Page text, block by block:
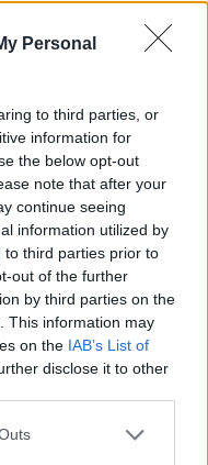
Personal
to third parties, or
information for
the below opt-out
note that after your
continue seeing
information utilized by
to third parties prior to
out of the further
by third parties on the
This information may
on the IAB’s List of
disclose it to other
della torre. Nelle prossime
di una ulteriore
lavori propedeutici a
della torre adiacente a
all’altezza di Piazza di
8 marzo.
da via San Vitale in
a via Benedetto XIV e lì
che devono accedere al
XIV a piazza di
a senso unico
via Castiglione e nelle